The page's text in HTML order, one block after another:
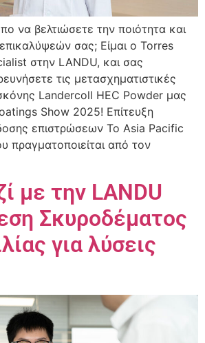
να βελτιώσετε την ποιότητα και
σας; Είμαι ο Torres
στην LANDU, και σας
τις μετασχηματιστικές
Landercoll HEC Powder μας
Show 2025! Επίτευξη
επιστρώσεων Το Asia Pacific
πραγματοποιείται από τον
με την LANDU
Σκυροδέματος
για λύσεις